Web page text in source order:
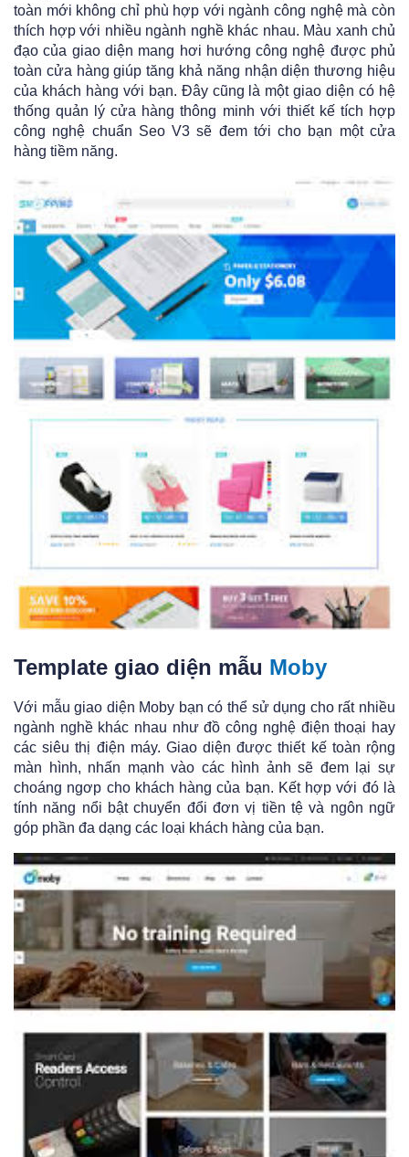
toàn mới không chỉ phù hợp với ngành công nghệ mà còn
thích hợp với nhiều ngành nghề khác nhau. Màu xanh chủ
đạo của giao diện mang hơi hướng công nghệ được phủ
toàn cửa hàng giúp tăng khả năng nhận diện thương hiệu
của khách hàng với bạn. Đây cũng là một giao diện có hệ
thống quản lý cửa hàng thông minh với thiết kế tích hợp
công nghệ chuẩn Seo V3 sẽ đem tới cho bạn một cửa
hàng tiềm năng.
Template giao diện mẫu Moby
Với mẫu giao diện Moby bạn có thể sử dụng cho rất nhiều
ngành nghề khác nhau như đồ công nghệ điện thoại hay
các siêu thị điện máy. Giao diện được thiết kế toàn rộng
màn hình, nhấn mạnh vào các hình ảnh sẽ đem lại sự
choáng ngơp cho khách hàng của bạn. Kết hợp với đó là
tính năng nổi bật chuyển đổi đơn vị tiền tệ và ngôn ngữ
góp phần đa dạng các loại khách hàng của bạn.